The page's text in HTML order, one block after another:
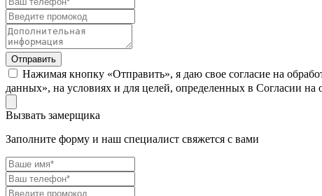
Нажимая кнопку «Отправить», я даю свое согласие на
данных», на условиях и для целей, определенных в Согласии
Вызвать замерщика
Заполните форму и наш специалист свяжется с вами